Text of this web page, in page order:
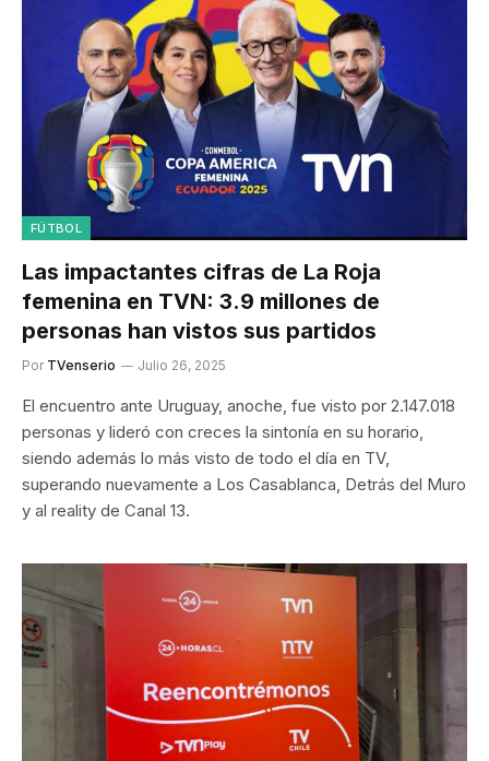
FÚTBOL
Las impactantes cifras de La Roja
femenina en TVN: 3.9 millones de
personas han vistos sus partidos
Por TVenserio Julio 26, 2025
El encuentro ante Uruguay, anoche, fue visto por 2.147.018
personas y lideró con creces la sintonía en su horario,
siendo además lo más visto de todo el día en TV,
superando nuevamente a Los Casablanca, Detrás del Muro
y al reality de Canal 13.